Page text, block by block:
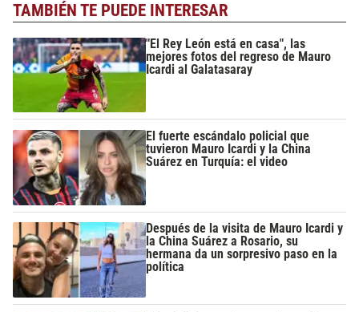
TAMBIÉN TE PUEDE INTERESAR
"El Rey León está en casa", las
mejores fotos del regreso de Mauro
Icardi al Galatasaray
El fuerte escándalo policial que
tuvieron Mauro Icardi y la China
Suárez en Turquía: el video
Después de la visita de Mauro Icardi y
la China Suárez a Rosario, su
hermana da un sorpresivo paso en la
política